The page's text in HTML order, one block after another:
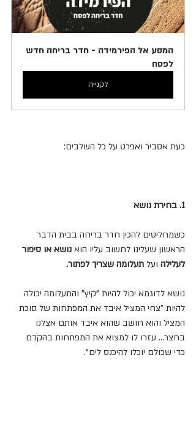
המסע אל הפירמידה - חדר בריחה חדש
לפסח
לקנייה
כעת אסביר ואפרט על כל השלבים:
1. בחירת נושא
כשמחליטים להכין חדר בריחה בבית הדבר
הראשון שעלינו לחשוב עליו הוא נושא או סיפור
לעלילה ועל תעלומה שצריך לפתור.
נושא לדוגמא יכול להיות "קיץ" והתעלומה יכולה
להיות "צחי המציל איבד את המפתחות של סוכת
המציל והוא חושב שהוא איבד אותם אצלנו
בחצר... עזרו לו למצוא את המפתחות בהקדם
כדי שכולם יוכלו להיכנס לים".